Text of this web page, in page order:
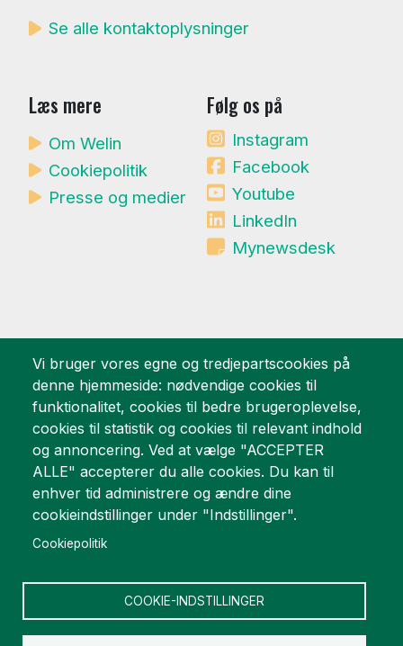
Se alle kontaktoplysninger
Læs mere
Om Welin
Cookiepolitik
Presse og medier
Følg os på
Instagram
Facebook
Youtube
LinkedIn
Mynewsdesk
Vi er stolte af
Vi bruger vores egne og tredjepartscookies på
denne hjemmeside: nødvendige cookies til
funktionalitet, cookies til bedre brugeroplevelse,
cookies til statistik og cookies til relevant indhold
og annoncering. Ved at vælge "ACCEPTER
ALLE" accepterer du alle cookies. Du kan til
enhver tid administrere og ændre dine
cookieindstillinger under "Indstillinger".
Cookiepolitik
COOKIE-INDSTILLINGER